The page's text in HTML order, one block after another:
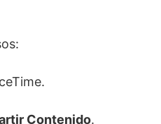
Contenido.